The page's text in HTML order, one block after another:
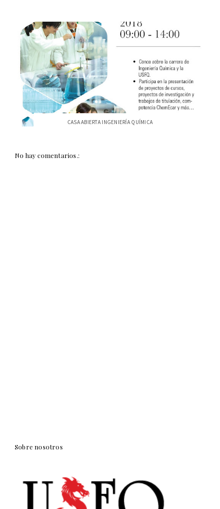
CASA ABIERTA INGENIERÍA QUÍMICA
No hay comentarios.:
Sobre nosotros